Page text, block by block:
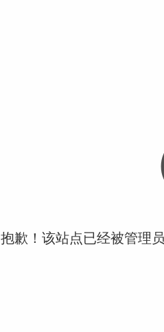
抱歉！该站点已经被管理